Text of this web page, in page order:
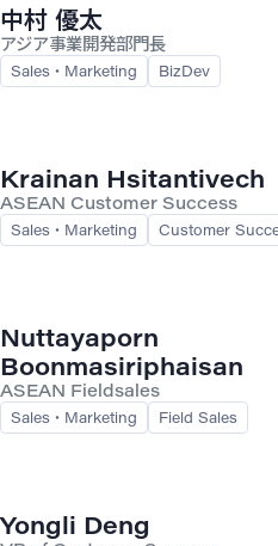
中村 優太
アジア事業開発部門長
Sales・Marketing BizDev
Krainan Hsitantivech
ASEAN Customer Success
Sales・Marketing Customer
Nuttayaporn
Boonmasiriphaisan
ASEAN Fieldsales
Sales・Marketing Field Sales
Yongli Deng